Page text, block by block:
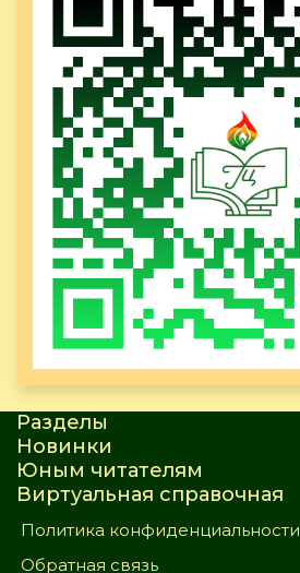
Разделы
Новинки
Юным читателям
Виртуальная справочная
Политика конфиденциальности
Обратная связь